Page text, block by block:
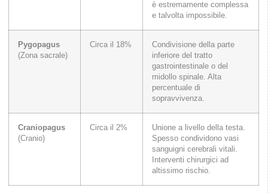
è estremamente complessa
e talvolta impossibile.
Pygopagus
(Zona sacrale)
Circa il 18%
Condivisione della parte
inferiore del tratto
gastrointestinale o del
midollo spinale. Alta
percentuale di
sopravvivenza.
Craniopagus
(Cranio)
Circa il 2%
Unione a livello della testa.
Spesso condividono vasi
sanguigni cerebrali vitali.
Interventi chirurgici ad
altissimo rischio.